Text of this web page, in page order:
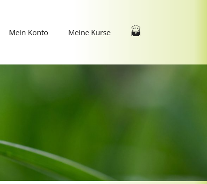
Mein Konto Meine Kurse